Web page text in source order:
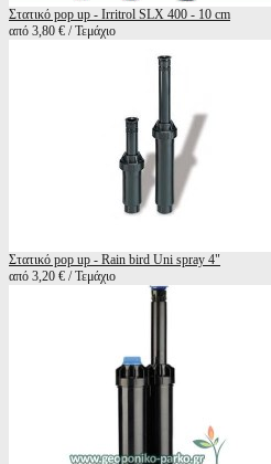
Στατικό pop up - Irritrol SLX 400 - 10 cm
από 3,80 € / Τεμάχιο
Στατικό pop up - Rain bird Uni spray 4"
από 3,20 € / Τεμάχιο